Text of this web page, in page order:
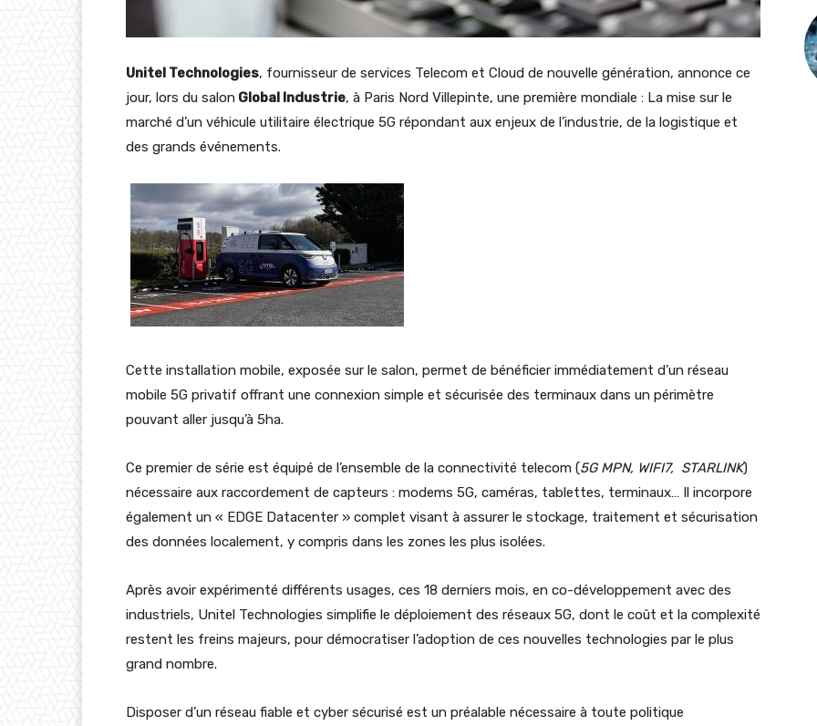
Unitel Technologies, fournisseur de services Telecom et Cloud de nouvelle génération, annonce ce
jour, lors du salon Global Industrie, à Paris Nord Villepinte, une première mondiale : La mise sur le
marché d’un véhicule utilitaire électrique 5G répondant aux enjeux de l’industrie, de la logistique et
des grands événements.
Cette installation mobile, exposée sur le salon, permet de bénéficier immédiatement d’un réseau
mobile 5G privatif offrant une connexion simple et sécurisée des terminaux dans un périmètre
pouvant aller jusqu’à 5ha.
Ce premier de série est équipé de l’ensemble de la connectivité telecom (5G MPN, WIFI7, STARLINK)
nécessaire aux raccordement de capteurs : modems 5G, caméras, tablettes, terminaux… Il incorpore
également un « EDGE Datacenter » complet visant à assurer le stockage, traitement et sécurisation
des données localement, y compris dans les zones les plus isolées.
Après avoir expérimenté différents usages, ces 18 derniers mois, en co-développement avec des
industriels, Unitel Technologies simplifie le déploiement des réseaux 5G, dont le coût et la complexité
restent les freins majeurs, pour démocratiser l’adoption de ces nouvelles technologies par le plus
grand nombre.
Disposer d’un réseau fiable et cyber sécurisé est un préalable nécessaire à toute politique